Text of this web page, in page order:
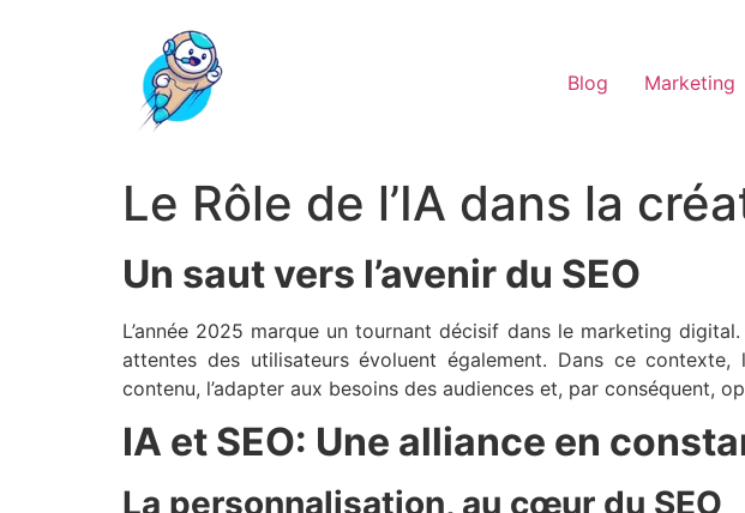
Blog Marketing
Le Rôle de l’IA dans la
Un saut vers l’avenir du SEO
L’année 2025 marque un tournant décisif dans le marketing
attentes des utilisateurs évoluent également. Dans ce
contenu, l’adapter aux besoins des audiences et, par conséquent,
IA et SEO: Une alliance en
La personnalisation, au cœur du SEO